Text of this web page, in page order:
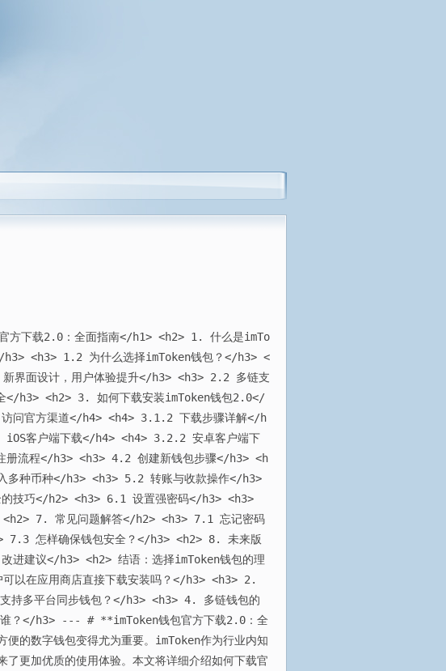
方下载2.0：全面指南</h1> <h2> 1. 什么是imTo
<h3> 1.2 为什么选择imToken钱包？</h3> <
面设计，用户体验提升</h3> <h3> 2.2 多链支
</h3> <h2> 3. 如何下载安装imToken钱包2.0</
问官方渠道</h4> <h4> 3.1.2 下载步骤详解</h
客户端下载</h4> <h4> 3.2.2 安卓客户端下
流程</h3> <h3> 4.2 创建新钱包步骤</h3> <h
种币种</h3> <h3> 5.2 转账与收款操作</h3>
技巧</h2> <h3> 6.1 设置强密码</h3> <h3>
7. 常见问题解答</h2> <h3> 7.1 忘记密码
7.3 怎样确保钱包安全？</h3> <h2> 8. 未来版
建议</h3> <h2> 结语：选择imToken钱包的理
以在应用商店直接下载安装吗？</h3> <h3> 2.
持多平台同步钱包？</h3> <h3> 4. 多链钱包的
？</h3> --- # **imToken钱包官方下载2.0：全
的数字钱包变得尤为重要。imToken作为行业内知
更加优质的使用体验。本文将详细介绍如何下载官